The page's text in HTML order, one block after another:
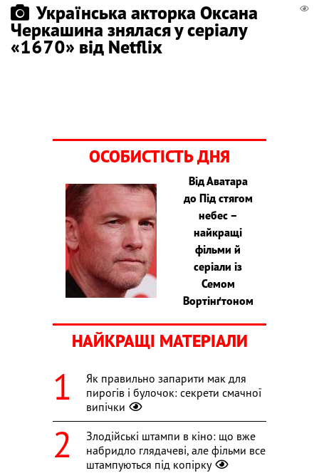
Українська акторка Оксана
Черкашина знялася у серіалу
«1670» від Netflix
ОСОБИСТІСТЬ ДНЯ
Від Аватара
до Під стягом
небес –
найкращі
фільми й
серіали із
Семом
Вортінґтоном
НАЙКРАЩІ МАТЕРІАЛИ
Як правильно запарити мак для
пирогів і булочок: секрети смачної
випічки
Злодійські штампи в кіно: що вже
набридло глядачеві, але фільми все
штампуються під копірку